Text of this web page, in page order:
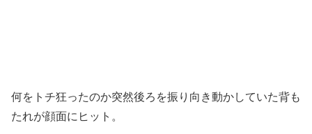
何をトチ狂ったのか突然後ろを振り向き動かしていた背も
たれが顔面にヒット。